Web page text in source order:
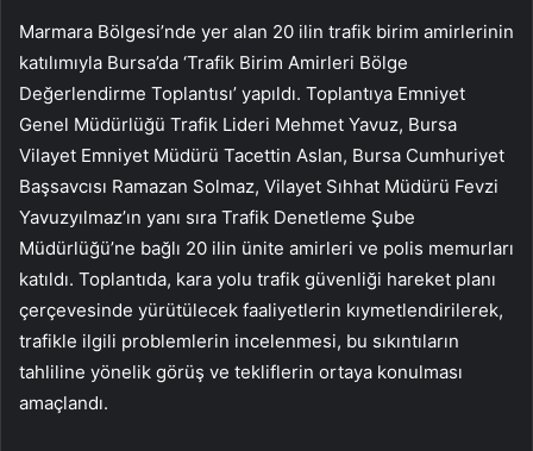
Marmara Bölgesi’nde yer alan 20 ilin trafik birim amirlerinin
katılımıyla Bursa’da ‘Trafik Birim Amirleri Bölge
Değerlendirme Toplantısı’ yapıldı. Toplantıya Emniyet
Genel Müdürlüğü Trafik Lideri Mehmet Yavuz, Bursa
Vilayet Emniyet Müdürü Tacettin Aslan, Bursa Cumhuriyet
Başsavcısı Ramazan Solmaz, Vilayet Sıhhat Müdürü Fevzi
Yavuzyılmaz’ın yanı sıra Trafik Denetleme Şube
Müdürlüğü’ne bağlı 20 ilin ünite amirleri ve polis memurları
katıldı. Toplantıda, kara yolu trafik güvenliği hareket planı
çerçevesinde yürütülecek faaliyetlerin kıymetlendirilerek,
trafikle ilgili problemlerin incelenmesi, bu sıkıntıların
tahliline yönelik görüş ve tekliflerin ortaya konulması
amaçlandı.